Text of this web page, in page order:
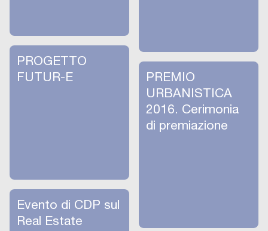
PROGETTO
FUTUR-E
PREMIO
URBANISTICA
2016. Cerimonia
di premiazione
Evento di CDP sul
Real Estate